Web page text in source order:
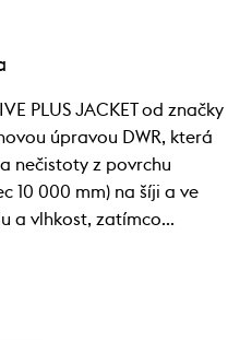
PLUS JACKET od značky
úpravou DWR, která
nečistoty z povrchu
10 000 mm) na šíji a ve
a vlhkost, zatímco…